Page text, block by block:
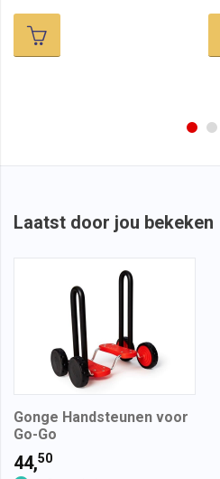
Laatst door jou bekeken
Gonge Handsteunen voor
Go-Go
44,50